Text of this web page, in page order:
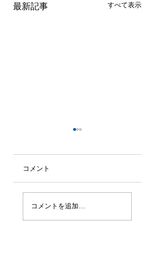
最新記事 すべて表示
2026年7月16日
技能実習生1名入
コメント
コメントを追加…